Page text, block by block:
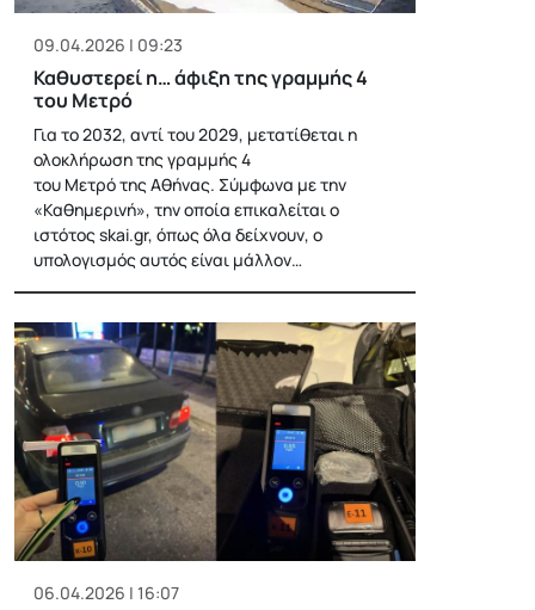
09.04.2026 | 09:23
Καθυστερεί η… άφιξη της γραμμής 4
του Μετρό
Για το 2032, αντί του 2029, μετατίθεται η
ολοκλήρωση της γραμμής 4
του Μετρό της Αθήνας. Σύμφωνα με την
«Καθημερινή», την οποία επικαλείται ο
ιστότος skai.gr, όπως όλα δείχνουν, ο
υπολογισμός αυτός είναι μάλλον…
06.04.2026 | 16:07